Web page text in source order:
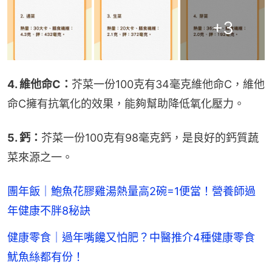
+3
4. 維他命C： 芥菜一份100克有34毫克維他命C，維他
命C擁有抗氧化的效果，能夠幫助降低氧化壓力。
5. 鈣： 芥菜一份100克有98毫克鈣，是良好的鈣質蔬
菜來源之一。
團年飯｜鮑魚花膠雞湯熱量高2碗=1便當！營養師過
年健康不胖8秘訣
健康零食｜過年嘴饞又怕肥？中醫推介4種健康零食
魷魚絲都有份！